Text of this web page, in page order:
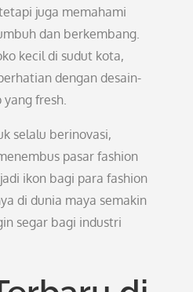
juga memahami
dan berkembang.
kecil di sudut kota,
dengan desain-
yang fresh.
selalu berinovasi,
pasar fashion
ikon bagi para fashion
di dunia maya semakin
segar bagi industri